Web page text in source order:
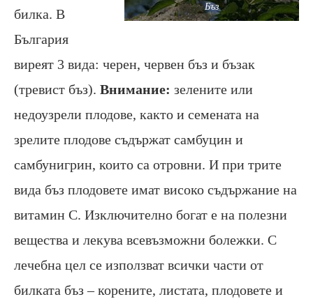
Бъз
билка. В
България
виреят 3 вида: черен, червен бъз и бъзак
(тревист бъз). Внимание: зелените или
недоузрели плодове, както и семената на
зрелите плодове съдържат самбуцин и
самбунигрин, които са отровни. И при трите
вида бъз плодовете имат високо съдържание на
витамин С. Изключително богат е на полезни
вещества и лекува всевъзможни болежки. С
лечебна цел се използват всички части от
билката бъз – корените, листата, плодовете и